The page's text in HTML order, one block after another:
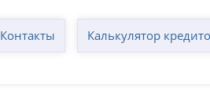
Контакты Калькулятор